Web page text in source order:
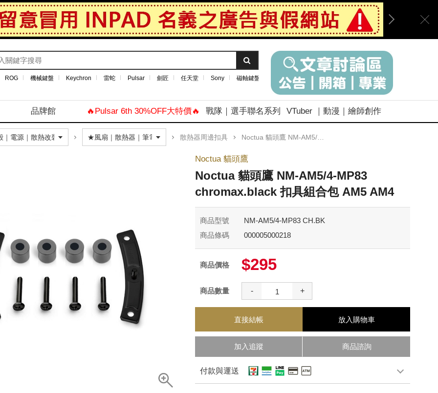
ROG 機械鍵盤 Keychron 雷蛇 Pulsar 劍匠 任天堂 Sony 磁軸鍵盤
品牌館 🔥Pulsar 6th 30%OFF大特價🔥 戰隊｜選手聯名系列 VTuber ｜動漫｜繪師創作
散熱器周邊扣具 Noctua 貓頭鷹 NM-AM5/4-MP83 chromax.black 扣具組合包 AM5 AM4
Noctua 貓頭鷹
Noctua 貓頭鷹 NM-AM5/4-MP83
chromax.black 扣具組合包 AM5 AM4
商品型號
NM-AM5/4-MP83 CH.BK
商品條碼
000005000218
商品價格 $295
商品數量 - +
直接結帳 放入購物車
加入追蹤 商品諮詢
付款與運送